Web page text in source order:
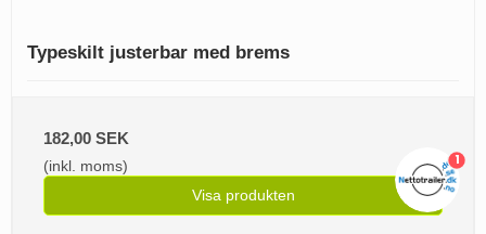
Typeskilt justerbar med brems
182,00 SEK
(inkl. moms)
Visa produkten
1